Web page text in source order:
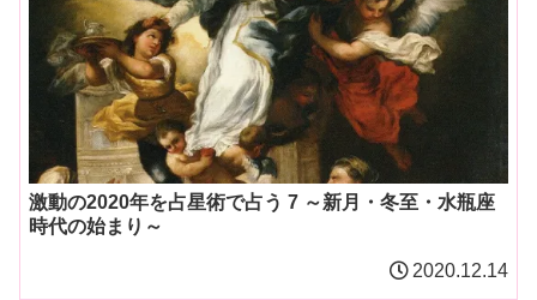
激動の2020年を占星術で占う 7 ～新月・冬至・水瓶座
時代の始まり～
2020.12.14